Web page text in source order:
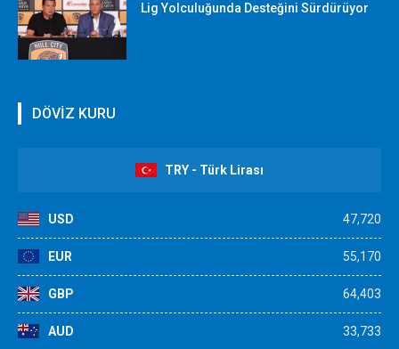
Lig Yolculuğunda Desteğini Sürdürüyor
DÖVİZ KURU
TRY - Türk Lirası
USD 47,720
EUR 55,170
GBP 64,403
AUD 33,733